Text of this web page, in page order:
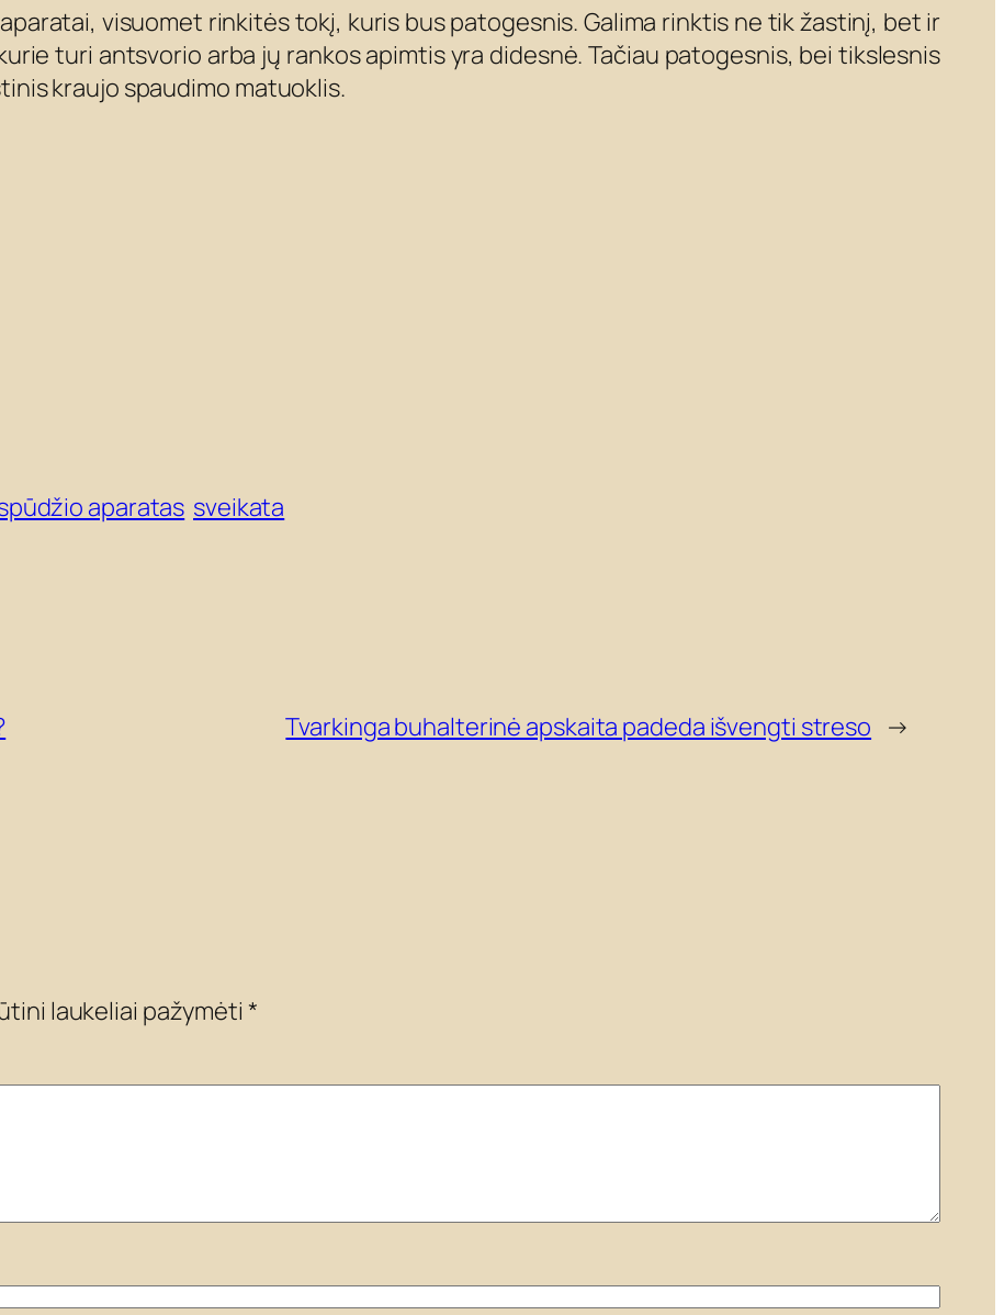
visuomet rinkitės tokį, kuris bus patogesnis. Galima rinktis ne tik žastinį, bet ir
turi antsvorio arba jų rankos apimtis yra didesnė. Tačiau patogesnis, bei tikslesnis
kraujo spaudimo matuoklis.
aparatas sveikata
Tvarkinga buhalterinė apskaita padeda išvengti streso →
laukeliai pažymėti *